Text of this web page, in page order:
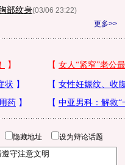
部纹身(03/06 23:22)
更多>>
隐藏地址 设为辩论话题